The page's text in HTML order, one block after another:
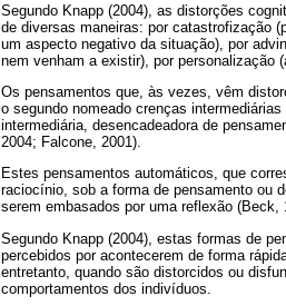
Segundo Knapp (2004), as distorções
de diversas maneiras: por catastrofização
um aspecto negativo da situação), por
nem venham a existir), por personalização
Os pensamentos que, às vezes, vêm
o segundo nomeado crenças
intermediária, desencadeadora de
2004; Falcone, 2001).
Estes pensamentos automáticos, que
raciocínio, sob a forma de pensamento ou
serem embasados por uma reflexão (Beck,
Segundo Knapp (2004), estas formas de
percebidos por acontecerem de forma
entretanto, quando são distorcidos ou
comportamentos dos indivíduos.